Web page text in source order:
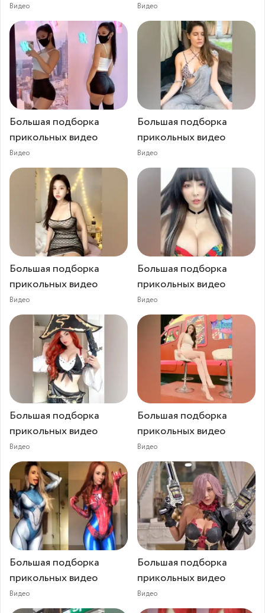
Видео Видео
Большая подборка
прикольных видео
Видео
Большая подборка
прикольных видео
Видео
Большая подборка
прикольных видео
Видео
Большая подборка
прикольных видео
Видео
Большая подборка
прикольных видео
Видео
Большая подборка
прикольных видео
Видео
Большая подборка
прикольных видео
Видео
Большая подборка
прикольных видео
Видео